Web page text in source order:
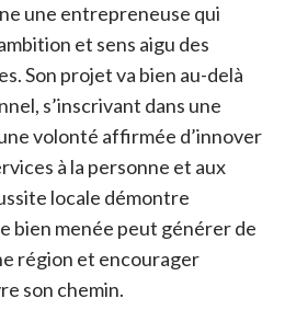
une entrepreneuse qui
et sens aigu des
Son projet va bien au-delà
s’inscrivant dans une
volonté affirmée d’innover
à la personne et aux
locale démontre
bien menée peut générer de
région et encourager
son chemin.